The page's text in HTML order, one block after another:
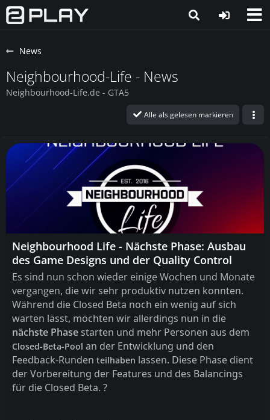
News
Neighbourhood-Life - News
Neighbourhood-Life.de - GTA5
Alle als gelesen markieren
Neighbourhood Life - Nächste Phase: Ausbau
des Game Designs und der Quality Control
Es sind nun schon wieder einige Wochen und Monate
vergangen, die wir sehr produktiv nutzen konnten.
Während die Closed Beta noch ein wenig auf sich
warten lässt, möchten wir allerdings nun in die
nächste Phase starten und mehr Personen aus dem
Closed-Beta-Pool an der Entwicklung und den
Feedback-Runden teilhaben lassen. Diese Phase dient
der Vorbereitung der Features und des Balancings
für die Closed Beta. ?